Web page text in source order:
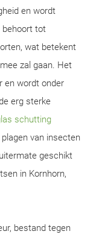
en wordt
behoort tot
wat betekent
zal gaan. Het
en wordt onder
erg sterke
schutting
van insecten
geschikt
in Kornhorn,
bestand tegen